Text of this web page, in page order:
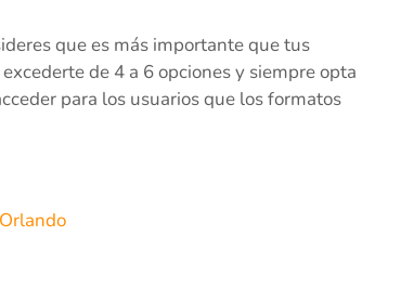
que es más importante que tus
de 4 a 6 opciones y siempre opta
para los usuarios que los formatos